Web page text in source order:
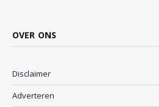
OVER ONS
Disclaimer
Adverteren